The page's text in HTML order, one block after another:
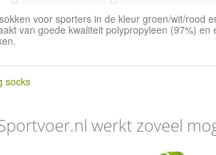
voor sporters in de kleur groen/wit/rood
van goede kwaliteit polypropyleen (97%)
socks
werkt zoveel